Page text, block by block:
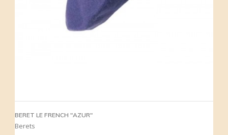
BERET LE FRENCH "AZUR"
Berets